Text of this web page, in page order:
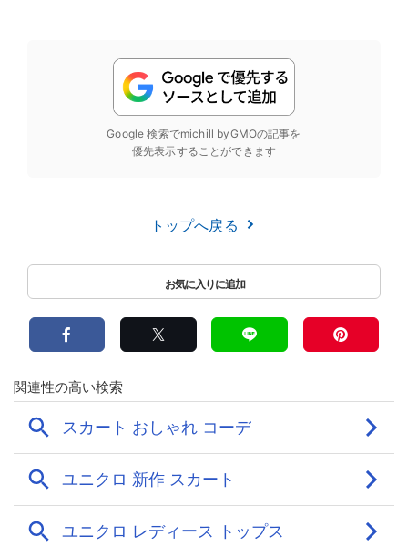
Google 検索でmichill byGMOの記事を
優先表示することができます
トップへ戻る